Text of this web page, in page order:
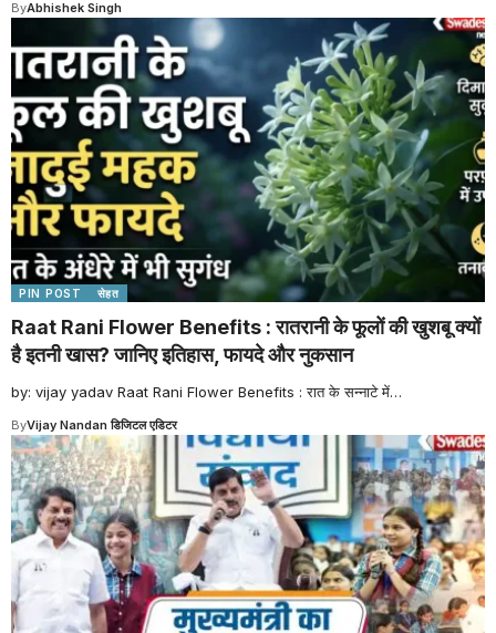
ByAbhishek Singh
PIN POST सेहत
Raat Rani Flower Benefits : रातरानी के फूलों की खुशबू क्यों
है इतनी खास? जानिए इतिहास, फायदे और नुकसान
by: vijay yadav Raat Rani Flower Benefits : रात के सन्नाटे में…
ByVijay Nandan डिजिटल एडिटर